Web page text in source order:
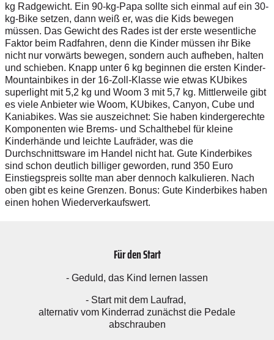
kg Radgewicht. Ein 90-kg-Papa sollte sich einmal auf ein 30-
kg-Bike setzen, dann weiß er, was die Kids bewegen
müssen. Das Gewicht des Rades ist der erste wesentliche
Faktor beim Radfahren, denn die Kinder müssen ihr Bike
nicht nur vorwärts bewegen, sondern auch aufheben, halten
und schieben. Knapp unter 6 kg beginnen die ersten Kinder-
Mountainbikes in der 16-Zoll-Klasse wie etwas KUbikes
superlight mit 5,2 kg und Woom 3 mit 5,7 kg. Mittlerweile gibt
es viele Anbieter wie Woom, KUbikes, Canyon, Cube und
Kaniabikes. Was sie auszeichnet: Sie haben kindergerechte
Komponenten wie Brems- und Schalthebel für kleine
Kinderhände und leichte Laufräder, was die
Durchschnittsware im Handel nicht hat. Gute Kinderbikes
sind schon deutlich billiger geworden, rund 350 Euro
Einstiegspreis sollte man aber dennoch kalkulieren. Nach
oben gibt es keine Grenzen. Bonus: Gute Kinderbikes haben
einen hohen Wiederverkaufswert.
Für den Start
- Geduld, das Kind lernen lassen
- Start mit dem Laufrad,
alternativ vom Kinderrad zunächst die Pedale
abschrauben